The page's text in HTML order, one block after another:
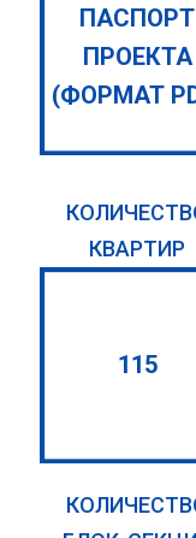
ПАСПОРТ
ПРОЕКТА
(ФОРМАТ
КВАРТИР
115